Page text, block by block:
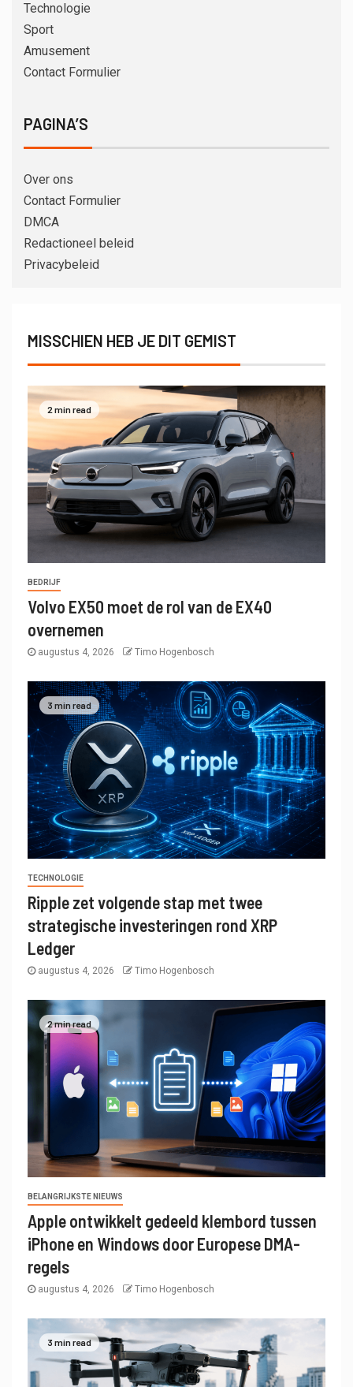
Technologie
Sport
Amusement
Contact Formulier
PAGINA’S
Over ons
Contact Formulier
DMCA
Redactioneel beleid
Privacybeleid
MISSCHIEN HEB JE DIT GEMIST
2 min read
BEDRIJF
Volvo EX50 moet de rol van de EX40
overnemen
augustus 4, 2026 Timo Hogenbosch
3 min read
TECHNOLOGIE
Ripple zet volgende stap met twee
strategische investeringen rond XRP
Ledger
augustus 4, 2026 Timo Hogenbosch
2 min read
BELANGRIJKSTE NIEUWS
Apple ontwikkelt gedeeld klembord tussen
iPhone en Windows door Europese DMA-
regels
augustus 4, 2026 Timo Hogenbosch
3 min read